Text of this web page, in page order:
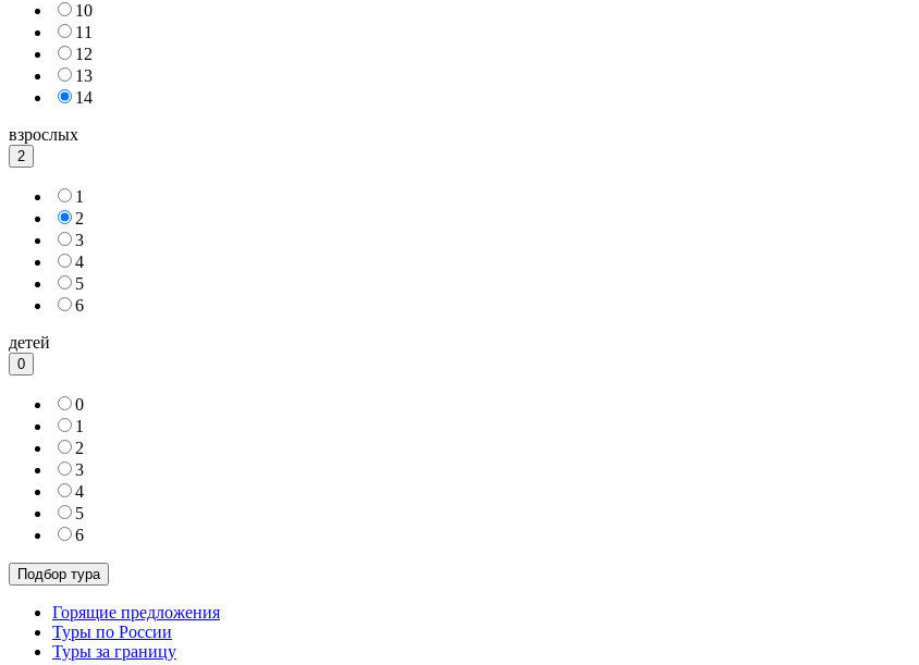
10
11
12
13
14
взрослых
2
1
2
3
4
5
6
детей
0
0
1
2
3
4
5
6
Горящие предложения
Туры по России
Туры за границу